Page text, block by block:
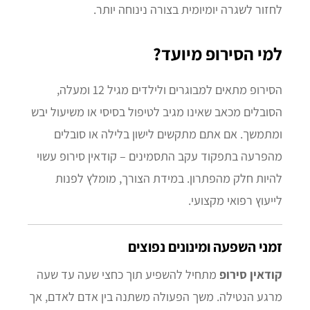
לחזור לשגרה יומיומית בצורה נינוחה יותר.
למי הסירופ מיועד?
הסירופ מתאים למבוגרים ולילדים מגיל 12 ומעלה,
הסובלים מכאב שאינו מגיב לטיפול בסיסי או משיעול יבש
ומתמשך. אם אתם מתקשים לישון בלילה או סובלים
מהפרעה בתפקוד עקב התסמינים – קודאין סירופ עשוי
להיות חלק מהפתרון. במידת הצורך, מומלץ לפנות
לייעוץ רפואי מקצועי.
זמני השפעה ומינונים נפוצים
קודאין סירופמתחיל להשפיע תוך כחצי שעה עד שעה
מרגע הנטילה. משך הפעולה משתנה בין אדם לאדם, אך